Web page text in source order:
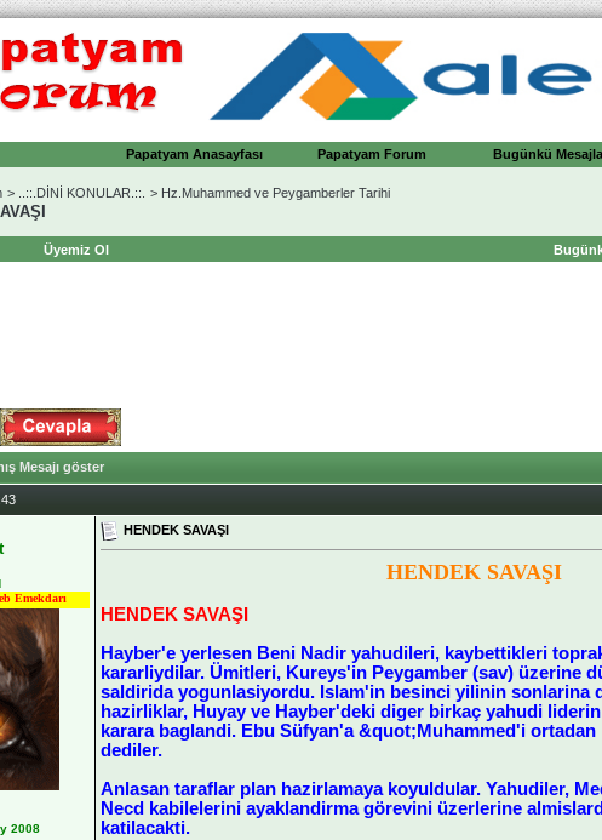
Papatyam Anasayfası Papatyam Forum Bugünkü
> ..::.DİNİ KONULAR.::. > Hz.Muhammed ve Peygamberler Tarihi
Üyemiz Ol
Mesajı göster
Emekdarı
2008
HENDEK SAVAŞI
HENDEK SAVAŞI
HENDEK SAVAŞI
Hayber'e yerlesen Beni Nadir yahudileri, kaybettikleri
kararliydilar. Ümitleri, Kureys'in Peygamber (sav) üzerine
saldirida yogunlasiyordu. Islam'in besinci yilinin sonlarina
hazirliklar, Huyay ve Hayber'deki diger birkaç yahudi
karara baglandi. Ebu Süfyan'a &quot;Muhammed'i
dediler.
Anlasan taraflar plan hazirlamaya koyuldular. Yahudiler,
Necd kabilelerini ayaklandirma görevini üzerlerine
katilacakti.